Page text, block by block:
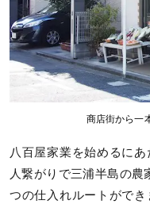
商店街から一
八百屋家業を始めるに
人繋がりで三浦半島の
つの仕入れルートがで